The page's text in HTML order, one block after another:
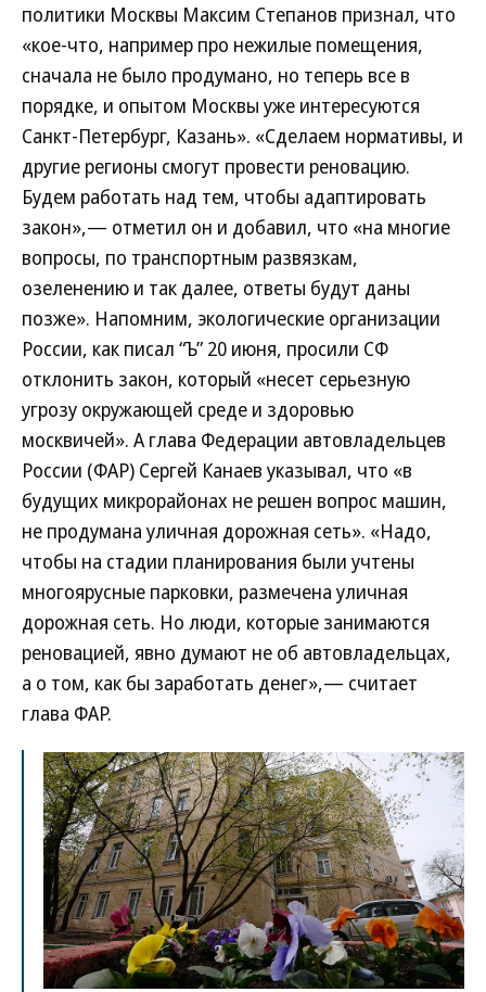
политики Москвы Максим Степанов признал, что
«кое-что, например про нежилые помещения,
сначала не было продумано, но теперь все в
порядке, и опытом Москвы уже интересуются
Санкт-Петербург, Казань». «Сделаем нормативы, и
другие регионы смогут провести реновацию.
Будем работать над тем, чтобы адаптировать
закон»,— отметил он и добавил, что «на многие
вопросы, по транспортным развязкам,
озеленению и так далее, ответы будут даны
позже». Напомним, экологические организации
России, как писал “Ъ” 20 июня, просили СФ
отклонить закон, который «несет серьезную
угрозу окружающей среде и здоровью
москвичей». А глава Федерации автовладельцев
России (ФАР) Сергей Канаев указывал, что «в
будущих микрорайонах не решен вопрос машин,
не продумана уличная дорожная сеть». «Надо,
чтобы на стадии планирования были учтены
многоярусные парковки, размечена уличная
дорожная сеть. Но люди, которые занимаются
реновацией, явно думают не об автовладельцах,
а о том, как бы заработать денег»,— считает
глава ФАР.